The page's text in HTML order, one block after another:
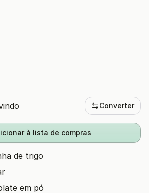
Converter
à lista de compras
de trigo
em pó